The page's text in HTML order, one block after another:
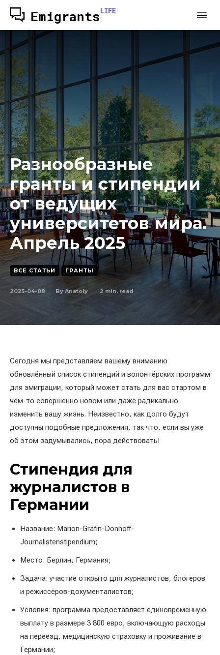
EmigrantsLIFE
Разнообразные
гранты и стипендии
от ведущих
университетов мира.
Апрель 2025
ВСЕ СТАТЬИ ГРАНТЫ
2025-04-08 By Anatoly 2 min. read
Сегодня мы представляем вашему вниманию
обновлённый список стипендий и волонтёрских программ
для эмиграции, который может стать для вас стартом в
чём-то совершенно новом или даже радикально
изменить вашу жизнь. Неизвестно, как долго будут
доступны подобные предложения, так что, если вы уже
об этом задумывались, пора действовать!
Стипендия для
журналистов в
Германии
Название: Marion-Gräfin-Dönhoff-
Journalistenstipendium;
Место: Берлин, Германия;
Задача: участие открыто для журналистов, блогеров
и режиссёров-документалистов;
Условия: программа предоставляет единовременную
выплату в размере 3 800 евро, включающую расходы
на переезд, медицинскую страховку и проживание в
Германии;